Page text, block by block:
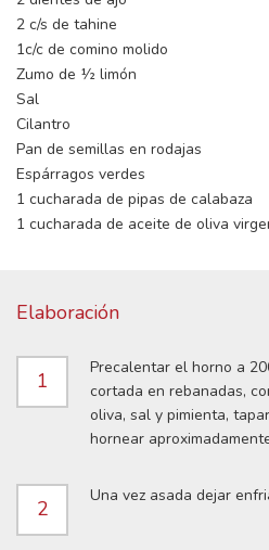
2 c/s de tahine
1c/c de comino molido
Zumo de ½ limón
Sal
Cilantro
Pan de semillas en rodajas
Espárragos verdes
1 cucharada de pipas de calabaza
1 cucharada de aceite de oliva
Elaboración
1
Precalentar el horno a
cortada en rebanadas,
oliva, sal y pimienta,
hornear
2
Una vez asada dejar